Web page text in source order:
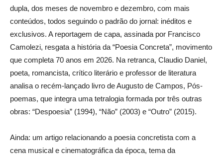
dupla, dos meses de novembro e dezembro, com mais
conteúdos, todos seguindo o padrão do jornal: inéditos e
exclusivos. A reportagem de capa, assinada por Francisco
Camolezi, resgata a história da “Poesia Concreta”, movimento
que completa 70 anos em 2026. Na retranca, Claudio Daniel,
poeta, romancista, crítico literário e professor de literatura
analisa o recém-lançado livro de Augusto de Campos, Pós-
poemas, que integra uma tetralogia formada por três outras
obras: “Despoesia” (1994), “Não” (2003) e “Outro” (2015).
Ainda: um artigo relacionando a poesia concretista com a
cena musical e cinematográfica da época, tema da